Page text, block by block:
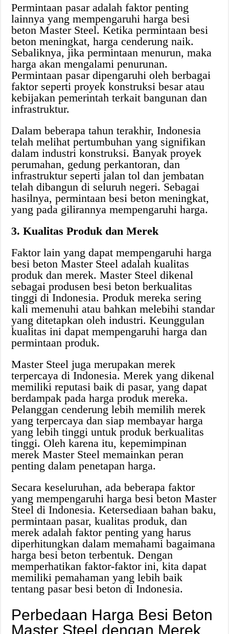
Permintaan pasar adalah faktor penting
lainnya yang mempengaruhi harga besi
beton Master Steel. Ketika permintaan besi
beton meningkat, harga cenderung naik.
Sebaliknya, jika permintaan menurun, maka
harga akan mengalami penurunan.
Permintaan pasar dipengaruhi oleh berbagai
faktor seperti proyek konstruksi besar atau
kebijakan pemerintah terkait bangunan dan
infrastruktur.
Dalam beberapa tahun terakhir, Indonesia
telah melihat pertumbuhan yang signifikan
dalam industri konstruksi. Banyak proyek
perumahan, gedung perkantoran, dan
infrastruktur seperti jalan tol dan jembatan
telah dibangun di seluruh negeri. Sebagai
hasilnya, permintaan besi beton meningkat,
yang pada gilirannya mempengaruhi harga.
3. Kualitas Produk dan Merek
Faktor lain yang dapat mempengaruhi harga
besi beton Master Steel adalah kualitas
produk dan merek. Master Steel dikenal
sebagai produsen besi beton berkualitas
tinggi di Indonesia. Produk mereka sering
kali memenuhi atau bahkan melebihi standar
yang ditetapkan oleh industri. Keunggulan
kualitas ini dapat mempengaruhi harga dan
permintaan produk.
Master Steel juga merupakan merek
terpercaya di Indonesia. Merek yang dikenal
memiliki reputasi baik di pasar, yang dapat
berdampak pada harga produk mereka.
Pelanggan cenderung lebih memilih merek
yang terpercaya dan siap membayar harga
yang lebih tinggi untuk produk berkualitas
tinggi. Oleh karena itu, kepemimpinan
merek Master Steel memainkan peran
penting dalam penetapan harga.
Secara keseluruhan, ada beberapa faktor
yang mempengaruhi harga besi beton Master
Steel di Indonesia. Ketersediaan bahan baku,
permintaan pasar, kualitas produk, dan
merek adalah faktor penting yang harus
diperhitungkan dalam memahami bagaimana
harga besi beton terbentuk. Dengan
memperhatikan faktor-faktor ini, kita dapat
memiliki pemahaman yang lebih baik
tentang pasar besi beton di Indonesia.
Perbedaan Harga Besi Beton
Master Steel dengan Merek